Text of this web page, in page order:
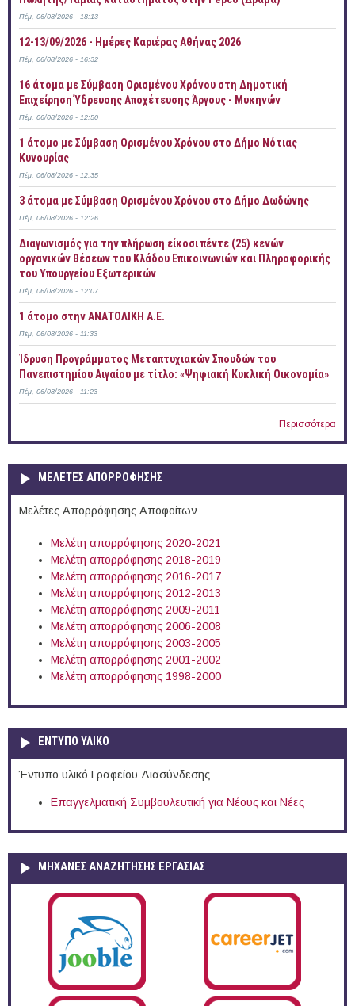
Πέμ, 06/08/2026 - 18:13
12-13/09/2026 - Ημέρες Καριέρας Αθήνας 2026
Πέμ, 06/08/2026 - 16:32
16 άτομα με Σύμβαση Ορισμένου Χρόνου στη Δημοτική
Επιχείρηση Ύδρευσης Αποχέτευσης Άργους - Μυκηνών
Πέμ, 06/08/2026 - 12:50
1 άτομο με Σύμβαση Ορισμένου Χρόνου στο Δήμο Νότιας
Κυνουρίας
Πέμ, 06/08/2026 - 12:35
3 άτομα με Σύμβαση Ορισμένου Χρόνου στο Δήμο Δωδώνης
Πέμ, 06/08/2026 - 12:26
Διαγωνισμός για την πλήρωση είκοσι πέντε (25) κενών
οργανικών θέσεων του Κλάδου Επικοινωνιών και Πληροφορικής
του Υπουργείου Εξωτερικών
Πέμ, 06/08/2026 - 12:07
1 άτομο στην ΑΝΑΤΟΛΙΚΗ Α.Ε.
Πέμ, 06/08/2026 - 11:33
Ίδρυση Προγράμματος Μεταπτυχιακών Σπουδών του
Πανεπιστημίου Αιγαίου με τίτλο: «Ψηφιακή Κυκλική Οικονομία»
Πέμ, 06/08/2026 - 11:23
Περισσότερα
ΜΕΛΕΤΕΣ ΑΠΟΡΡΟΦΗΣΗΣ
Μελέτες Απορρόφησης Αποφοίτων
Μελέτη απορρόφησης 2020-2021
Μελέτη απορρόφησης 2018-2019
Μελέτη απορρόφησης 2016-2017
Μελέτη απορρόφησης 2012-2013
Μελέτη απορρόφησης 2009-2011
Μελέτη απορρόφησης 2006-2008
Μελέτη απορρόφησης 2003-2005
Μελέτη απορρόφησης 2001-2002
Μελέτη απορρόφησης 1998-2000
ΕΝΤΥΠΟ ΥΛΙΚΟ
Έντυπο υλικό Γραφείου Διασύνδεσης
Επαγγελματική Συμβουλευτική για Νέους και Νέες
ΜΗΧΑΝΕΣ ΑΝΑΖΗΤΗΣΗΣ ΕΡΓΑΣΙΑΣ